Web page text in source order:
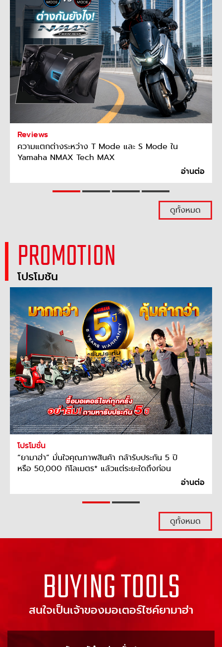
Reviews
ความแตกต่างระหว่าง T Mode และ S Mode ใน
Yamaha NMAX Tech MAX
อ่านต่อ
ดูทั้งหมด
PROMOTION
โปรโมชัน
โปรโมชั่น
“ยามาฮ่า” มั่นใจคุณภาพสินค้า กล้ารับประกัน 5 ปี
หรือ 50,000 กิโลเมตร* แล้วแต่ระยะใดถึงก่อน
อ่านต่อ
ดูทั้งหมด
BUYING TOOLS
สนใจเป็นเจ้าของมอเตอร์ไซค์ยามาฮ่า